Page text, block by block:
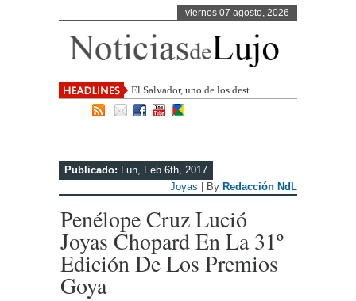
viernes 07 agosto, 2026
El Salvador, uno de los destinos con
mayor proyección de Centro
Publicado: Lun, Feb 6th, 2017
Joyas | By Redacción NdL
Penélope Cruz Lució
Joyas Chopard En La 31º
Edición De Los Premios
Goya